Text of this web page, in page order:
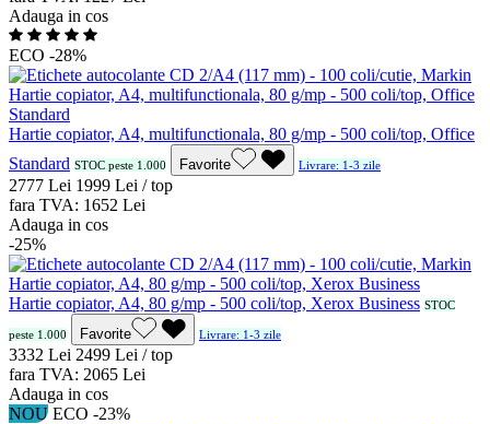
Adauga in cos
ECO -28%
Hartie copiator, A4, multifunctionala, 80 g/mp - 500 coli/top, Office
Standard STOC peste 1.000 Favorite Livrare: 1-3 zile
2777 Lei 1999 Lei / top
fara TVA: 1652 Lei
Adauga in cos
-25%
Hartie copiator, A4, 80 g/mp - 500 coli/top, Xerox Business STOC
peste 1.000 Favorite Livrare: 1-3 zile
3332 Lei 2499 Lei / top
fara TVA: 2065 Lei
Adauga in cos
NOU ECO -23%